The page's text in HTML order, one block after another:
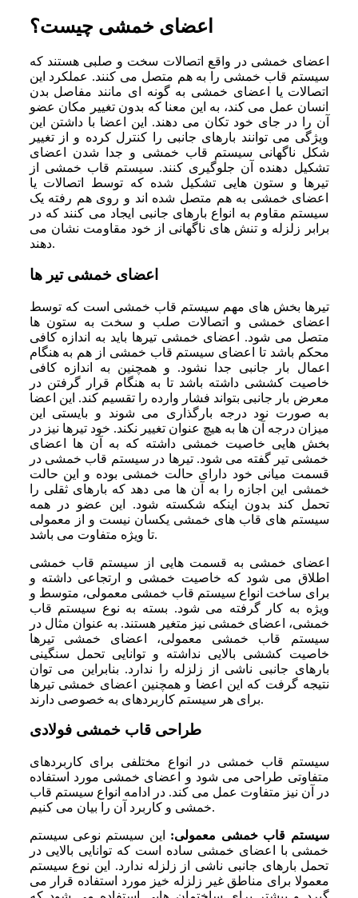
اعضای خمشی چیست؟
اعضای خمشی در واقع اتصالات سخت و صلبی هستند که
سیستم قاب خمشی را به هم متصل می ‌کنند. عملکرد این
اتصالات یا اعضای خمشی به گونه‌ ای مانند مفاصل بدن
انسان عمل می‌ کند، به این معنا که بدون تغییر مکان عضو
آن را در جای خود تکان می‌ دهند. این اعضا با داشتن این
ویژگی می‌ توانند بارهای جانبی را کنترل کرده و از تغییر
شکل ناگهانی سیستم قاب خمشی و جدا شدن اعضای
تشکیل دهنده آن جلوگیری کنند. سیستم قاب خمشی از
تیرها و ستون ‌هایی تشکیل شده که توسط اتصالات یا
اعضای خمشی به هم متصل شده ‌اند و روی هم رفته یک
سیستم مقاوم به انواع بارهای جانبی ایجاد می ‌کنند که در
برابر زلزله و تنش ‌های ناگهانی از خود مقاومت نشان می‌
دهند.
اعضای خمشی تیر ها
تیرها بخش ‌های مهم سیستم قاب خمشی است که توسط
اعضای خمشی و اتصالات صلب و سخت به ستون ‌ها
متصل می ‌شود. اعضای خمشی تیرها باید به اندازه کافی
محکم باشد تا اعضای سیستم قاب خمشی از هم به هنگام
اعمال بار جانبی جدا نشود. و همچنین به اندازه کافی
خاصیت کششی داشته باشد تا به هنگام قرار گرفتن در
معرض بار جانبی بتواند فشار وارده را تقسیم کند. این اعضا
به صورت نود درجه بارگذاری می شوند و بایستی این
میزان درجه آن ها به هیچ عنوان تغییر نکند. خود تیرها نیز در
بخش ‌هایی خاصیت خمشی داشته که به آن ها اعضای
خمشی تیر گفته می‌ شود. تیرها در سیستم قاب خمشی در
قسمت میانی خود دارای حالت خمشی بوده و این حالت
خمشی این اجازه را به آن ها می‌ دهد که بارهای ثقلی را
تحمل کند بدون اینکه شکسته شود. این عضو در همه
سیستم ‌های قاب‌ های خمشی یکسان نیست و از معمولی
تا ویژه متفاوت می باشد.
اعضای خمشی به قسمت ‌هایی از سیستم قاب خمشی
اطلاق می‌ شود که خاصیت خمشی و ارتجاعی داشته و
برای ساخت انواع سیستم قاب خمشی معمولی، متوسط و
ویژه به کار گرفته می‌ شود. بسته به نوع سیستم قاب
خمشی، اعضای خمشی نیز متغیر هستند. به عنوان مثال در
سیستم قاب خمشی معمولی، اعضای خمشی تیرها
خاصیت کششی بالایی نداشته و توانایی تحمل سنگینی
بارهای جانبی ناشی از زلزله را ندارد. بنابراین می ‌توان
نتیجه گرفت که این اعضا و همچنین اعضای خمشی تیرها
برای هر سیستم کاربردهای به خصوصی دارند.
طراحی قاب خمشی فولادی
سیستم قاب خمشی در انواع مختلفی برای کاربردهای
متفاوتی طراحی می ‌شود و اعضای خمشی مورد استفاده
در آن نیز متفاوت عمل می ‌کند. در ادامه انواع سیستم قاب
خمشی و کاربرد آن را بیان می‌ کنیم.
سیستم قاب خمشی معمولی: این سیستم نوعی سیستم
خمشی با اعضای خمشی ساده است که توانایی بالایی در
تحمل بارهای جانبی ناشی از زلزله ندارد. این نوع سیستم
معمولا برای مناطق غیر زلزله خیز مورد استفاده قرار می